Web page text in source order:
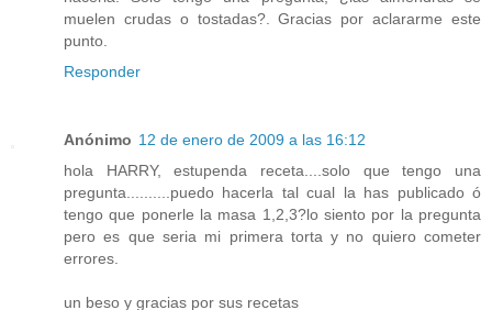
muelen crudas o tostadas?. Gracias por aclararme este
punto.
Responder
Anónimo 12 de enero de 2009 a las 16:12
hola HARRY, estupenda receta....solo que tengo una
pregunta..........puedo hacerla tal cual la has publicado ó
tengo que ponerle la masa 1,2,3?lo siento por la pregunta
pero es que seria mi primera torta y no quiero cometer
errores.
un beso y gracias por sus recetas